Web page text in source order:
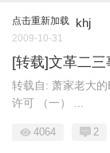
点击重新加载 khj
2009-10-31
[转载]文革二三
转载自: 萧家老大
许可 （一） ...
4064 2